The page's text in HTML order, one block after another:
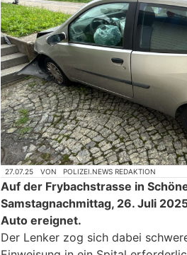
27.07.25 VON POLIZEI.NEWS REDAKTION
Auf der Frybachstrasse in
Samstagnachmittag, 26. Juli
Auto ereignet.
Der Lenker zog sich dabei